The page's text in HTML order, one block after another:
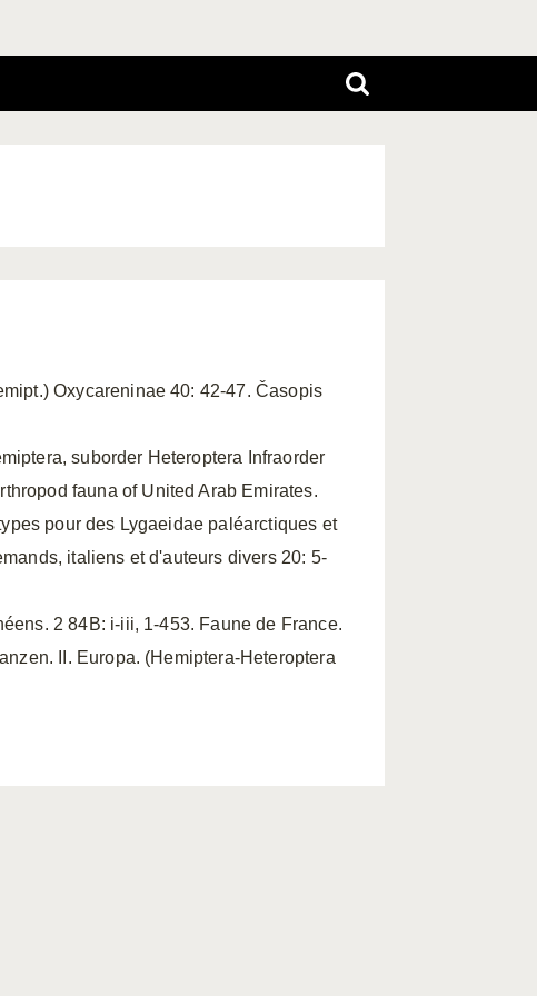
Oxycareninae 40: 42-47. Časopis
suborder Heteroptera Infraorder
fauna of United Arab Emirates.
pour des Lygaeidae paléarctiques et
italiens et d'auteurs divers 20: 5-
2 84B: i-iii, 1-453. Faune de France.
II. Europa. (Hemiptera-Heteroptera